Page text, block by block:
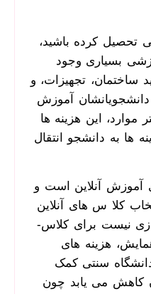
تحصیل ‌کرده باشید،
بسیاری وجود
ساختمان، تجهیزات، و
دانشجویانشان آموزش
موارد، این هزینه­ ها
ها به دانشجو انتقال
آموزش آنلاین است و
کلا س های آنلاین
توسط دانشجویان است. نیازی نیست برای کلاس­
هزینه ­های
سنتی کمک
کاهش می­ یابد چون